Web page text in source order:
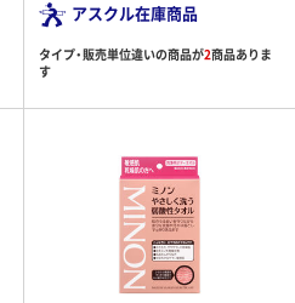
アスクル在庫商品
タイプ・販売単位違いの商品が2商品ありま
す